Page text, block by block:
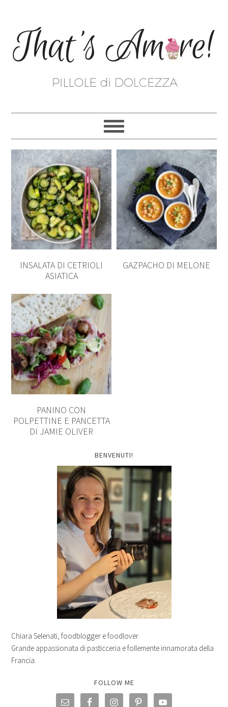
INSALATA DI CETRIOLI
ASIATICA
GAZPACHO DI MELONE
PANINO CON
POLPETTINE E PANCETTA
DI JAMIE OLIVER
BENVENUTI!
Chiara Selenati, foodblogger e foodlover.
Grande appassionata di pasticceria e follemente innamorata della
Francia.
FOLLOW ME